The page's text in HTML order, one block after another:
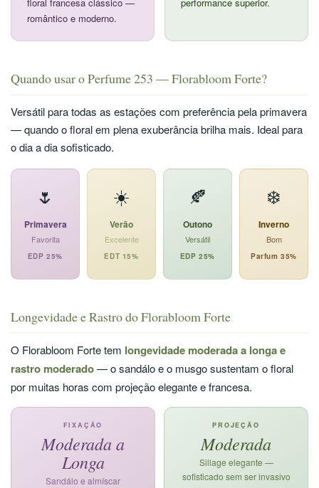
floral francesa clássico —
romântico e moderno.
performance superior.
Quando usar o Perfume 253 — Florabloom Forte?
Versátil para todas as estações com preferência pela primavera
— quando o floral em plena exuberância brilha mais. Ideal para
o dia a dia sofisticado.
🌷
Primavera
Favorita
EDP 25%
☀️
Verão
Excelente
EDT 15%
🍂
Outono
Versátil
EDP 25%
❄️
Inverno
Bom
Parfum 35%
Longevidade e Rastro do Florabloom Forte
O Florabloom Forte tem longevidade moderada a longa e
rastro moderado— o sandálo e o musgo sustentam o floral
por muitas horas com projeção elegante e francesa.
FIXAÇÃO
Moderada a
Longa
Sandálo e almíscar
PROJEÇÃO
Moderada
Sillage elegante —
sofisticado sem ser invasivo